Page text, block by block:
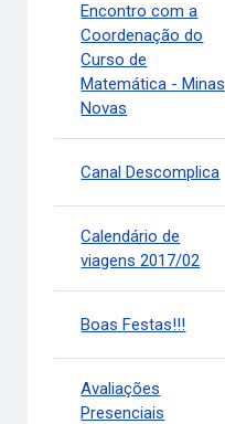
Encontro com a
Coordenação do
Curso de
Matemática - Minas
Novas
Canal Descomplica
Calendário de
viagens 2017/02
Boas Festas!!!
Avaliações
Presenciais